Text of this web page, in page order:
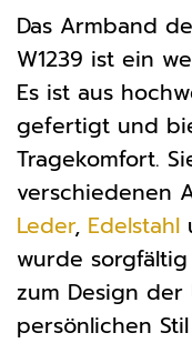
Das Armband
W1239 ist ein
Es ist aus
gefertigt und
Tragekomfort.
verschiedenen
Leder, Edelstahl
wurde
zum Design der
persönlichen